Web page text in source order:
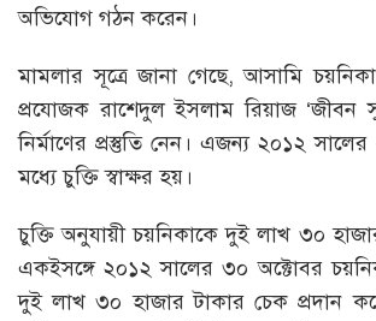
অভিযোগ গঠন করেন।
মামলার সূত্রে জানা গেছে, আসামি
প্রযোজক রাশেদুল ইসলাম রিয়াজ ‘জীবন
নির্মাণের প্রস্তুতি নেন। এজন্য ২০১২
মধ্যে চুক্তি স্বাক্ষর হয়।
চুক্তি অনুযায়ী চয়নিকাকে দুই লাখ ৩০
একইসঙ্গে ২০১২ সালের ৩০ অক্টোবর
দুই লাখ ৩০ হাজার টাকার চেক প্রদান